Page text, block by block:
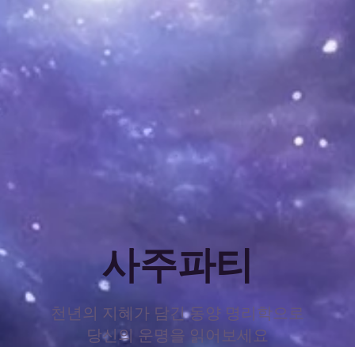
사주파티
천년의 지혜가 담긴 동양 명리학으로
당신의 운명을 읽어보세요